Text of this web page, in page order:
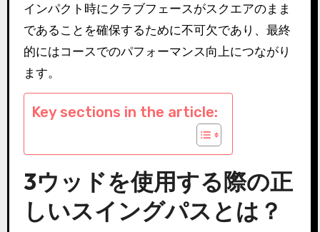
インパクト時にクラブフェースがスクエアのまま
であることを確保するために不可欠であり、最終
的にはコースでのパフォーマンス向上につながり
ます。
Key sections in the article:
3ウッドを使用する際の正
しいスイングパスとは？